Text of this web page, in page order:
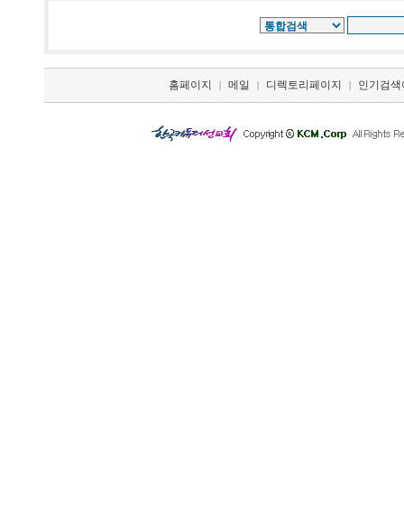
홈페이지 | 메일 | 디렉토리페이지 | 인기검색